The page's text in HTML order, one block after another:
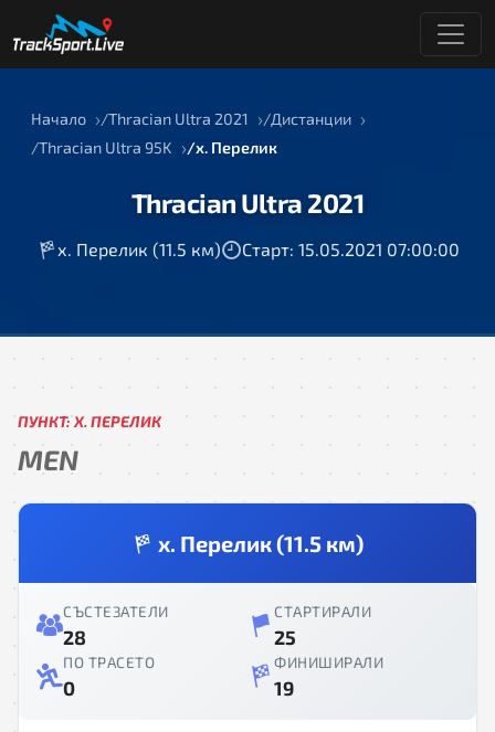
Начало Thracian Ultra 2021
Дистанции
Thracian Ultra 95K
х. Перелик
Thracian Ultra 2021
х. Перелик (11.5 км) Старт: 15.05.2021 07:00:00
ПУНКТ: Х. ПЕРЕЛИК
MEN
х. Перелик (11.5 км)
СЪСТЕЗАТЕЛИ
28
СТАРТИРАЛИ
25
ПО ТРАСЕТО
0
ФИНИШИРАЛИ
19